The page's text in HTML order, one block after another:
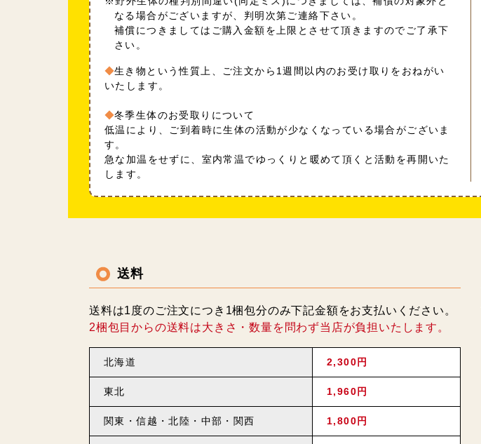
なる場合がございますが、判明次第ご連絡下さい。
補償につきましてはご購入金額を上限とさせて頂きますのでご了承下
さい。
生き物という性質上、ご注文から1週間以内のお受け取りをおねがい
いたします。
冬季生体のお受取りについて
低温により、ご到着時に生体の活動が少なくなっている場合がございま
す。
急な加温をせずに、室内常温でゆっくりと暖めて頂くと活動を再開いた
します。
送料
送料は1度のご注文につき1梱包分のみ下記金額をお支払いください。
2梱包目からの送料は大きさ・数量を問わず当店が負担いたします。
北海道 2,300円
東北 1,960円
関東・信越・北陸・中部・関西 1,800円